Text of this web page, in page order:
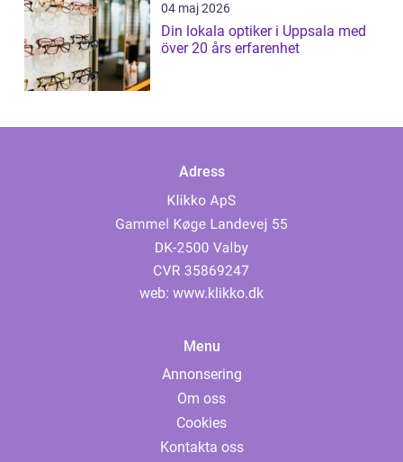
04 maj 2026
Din lokala optiker i Uppsala med
över 20 års erfarenhet
Adress
web: www.klikko.dk
Menu
Annonsering
Om oss
Cookies
Kontakta oss